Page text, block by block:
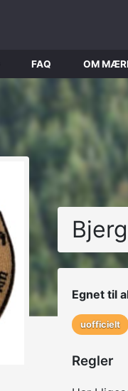
FAQ OM
Egnet til
uofficielt
Regler